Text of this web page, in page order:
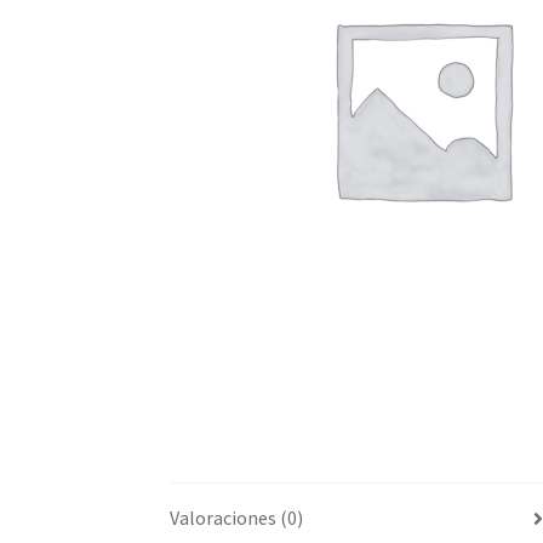
Valoraciones (0)